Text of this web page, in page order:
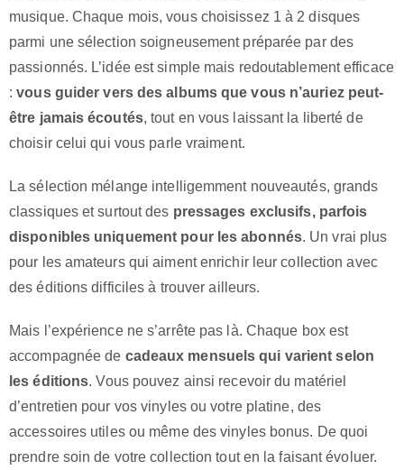
musique. Chaque mois, vous choisissez 1 à 2 disques
parmi une sélection soigneusement préparée par des
passionnés. L’idée est simple mais redoutablement efficace
:vous guider vers des albums que vous n’auriez peut-
être jamais écoutés, tout en vous laissant la liberté de
choisir celui qui vous parle vraiment.
La sélection mélange intelligemment nouveautés, grands
classiques et surtout des pressages exclusifs, parfois
disponibles uniquement pour les abonnés. Un vrai plus
pour les amateurs qui aiment enrichir leur collection avec
des éditions difficiles à trouver ailleurs.
Mais l’expérience ne s’arrête pas là. Chaque box est
accompagnée de cadeaux mensuels qui varient selon
les éditions. Vous pouvez ainsi recevoir du matériel
d’entretien pour vos vinyles ou votre platine, des
accessoires utiles ou même des vinyles bonus. De quoi
prendre soin de votre collection tout en la faisant évoluer.